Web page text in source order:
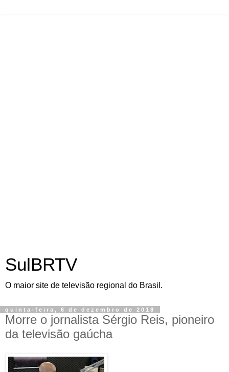
SulBRTV
O maior site de televisão regional do Brasil.
quinta-feira, 6 de dezembro de 2018
Morre o jornalista Sérgio Reis, pioneiro
da televisão gaúcha